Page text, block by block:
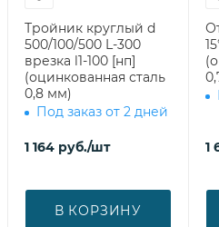
Тройник круглый d
500/100/500 L-300
врезка l1-100 [нп]
(оцинкованная сталь
0,8 мм)
Под заказ от 2 дней
1 164 руб./шт
В КОРЗИНУ
1